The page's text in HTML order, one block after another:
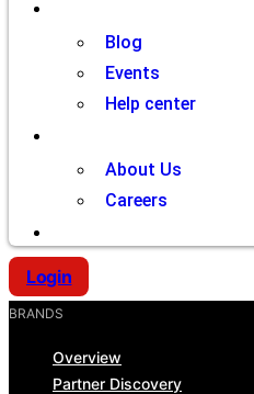
Blog
Events
Help center
About Us
Careers
Login
BRANDS
Overview
Partner Discovery